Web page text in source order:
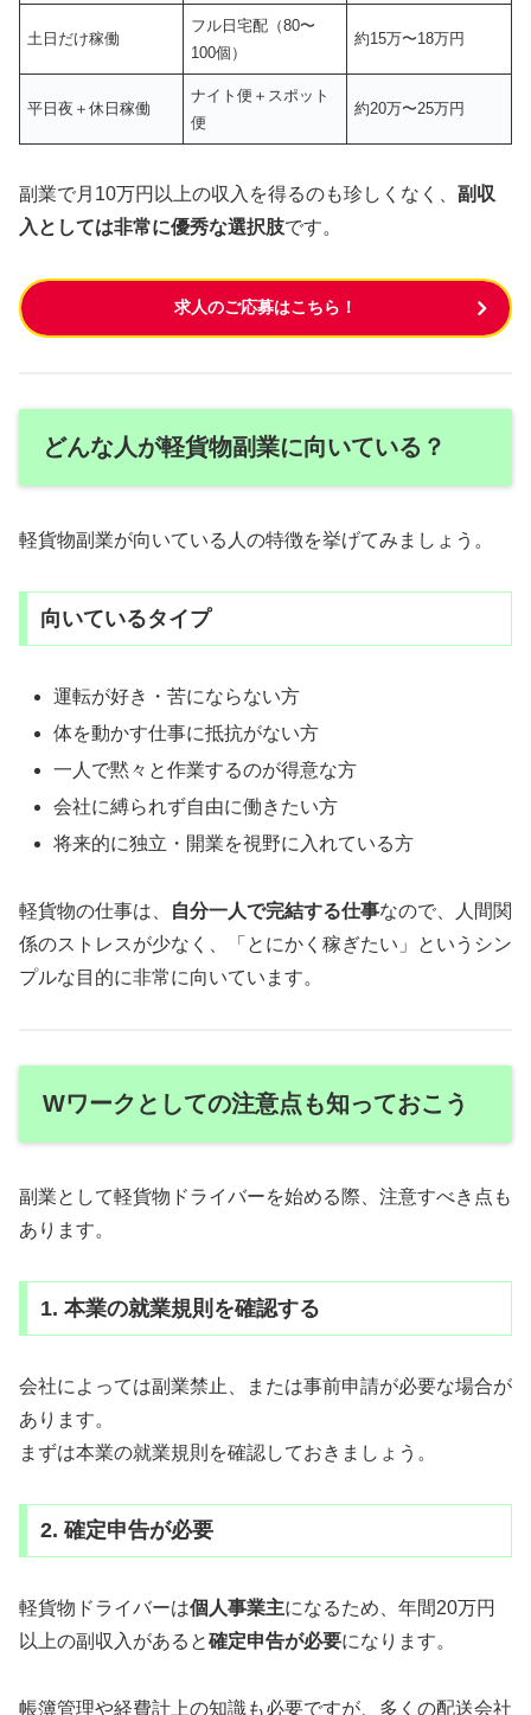
土日だけ稼働
フル日宅配（80〜
100個）
約15万〜18万円
平日夜＋休日稼働
ナイト便＋スポット
便
約20万〜25万円
副業で月10万円以上の収入を得るのも珍しくなく、 副収
入としては非常に優秀な選択肢です。
求人のご応募はこちら！
どんな人が軽貨物副業に向いている？
軽貨物副業が向いている人の特徴を挙げてみましょう。
向いているタイプ
運転が好き・苦にならない方
体を動かす仕事に抵抗がない方
一人で黙々と作業するのが得意な方
会社に縛られず自由に働きたい方
将来的に独立・開業を視野に入れている方
軽貨物の仕事は、 自分一人で完結する仕事なので、人間関
係のストレスが少なく、「とにかく稼ぎたい」というシン
プルな目的に非常に向いています。
Wワークとしての注意点も知っておこう
副業として軽貨物ドライバーを始める際、注意すべき点も
あります。
1. 本業の就業規則を確認する
会社によっては副業禁止、または事前申請が必要な場合が
あります。
まずは本業の就業規則を確認しておきましょう。
2. 確定申告が必要
軽貨物ドライバーは個人事業主になるため、年間20万円
以上の副収入があると確定申告が必要になります。
帳簿管理や経費計上の知識も必要ですが、多くの配送会社